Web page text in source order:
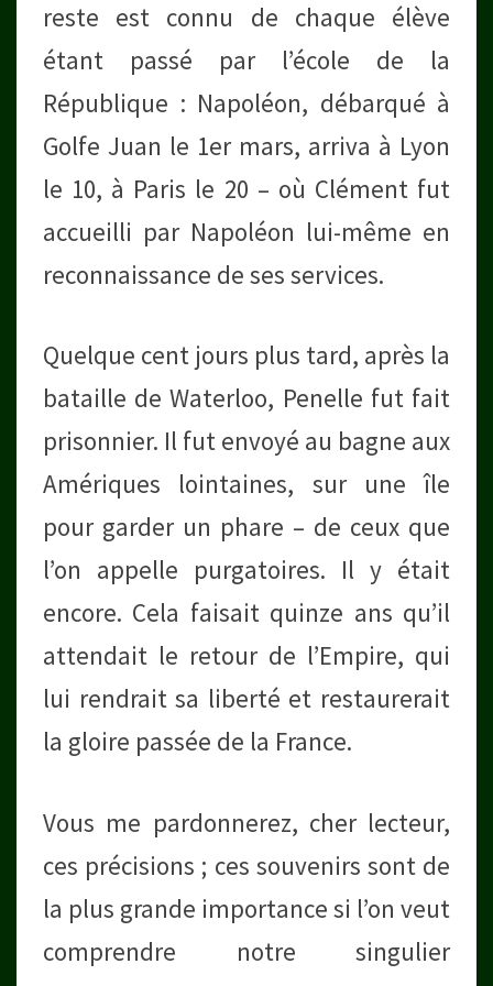
reste est connu de chaque élève
étant passé par l’école de la
République : Napoléon, débarqué à
Golfe Juan le 1er mars, arriva à Lyon
le 10, à Paris le 20 – où Clément fut
accueilli par Napoléon lui-même en
reconnaissance de ses services.
Quelque cent jours plus tard, après la
bataille de Waterloo, Penelle fut fait
prisonnier. Il fut envoyé au bagne aux
Amériques lointaines, sur une île
pour garder un phare – de ceux que
l’on appelle purgatoires. Il y était
encore. Cela faisait quinze ans qu’il
attendait le retour de l’Empire, qui
lui rendrait sa liberté et restaurerait
la gloire passée de la France.
Vous me pardonnerez, cher lecteur,
ces précisions ; ces souvenirs sont de
la plus grande importance si l’on veut
comprendre notre singulier